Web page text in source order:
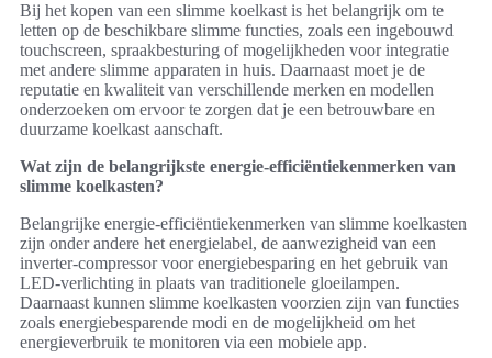
Bij het kopen van een slimme koelkast is het belangrijk om te
letten op de beschikbare slimme functies, zoals een ingebouwd
touchscreen, spraakbesturing of mogelijkheden voor integratie
met andere slimme apparaten in huis. Daarnaast moet je de
reputatie en kwaliteit van verschillende merken en modellen
onderzoeken om ervoor te zorgen dat je een betrouwbare en
duurzame koelkast aanschaft.
Wat zijn de belangrijkste energie-efficiëntiekenmerken van
slimme koelkasten?
Belangrijke energie-efficiëntiekenmerken van slimme koelkasten
zijn onder andere het energielabel, de aanwezigheid van een
inverter-compressor voor energiebesparing en het gebruik van
LED-verlichting in plaats van traditionele gloeilampen.
Daarnaast kunnen slimme koelkasten voorzien zijn van functies
zoals energiebesparende modi en de mogelijkheid om het
energieverbruik te monitoren via een mobiele app.